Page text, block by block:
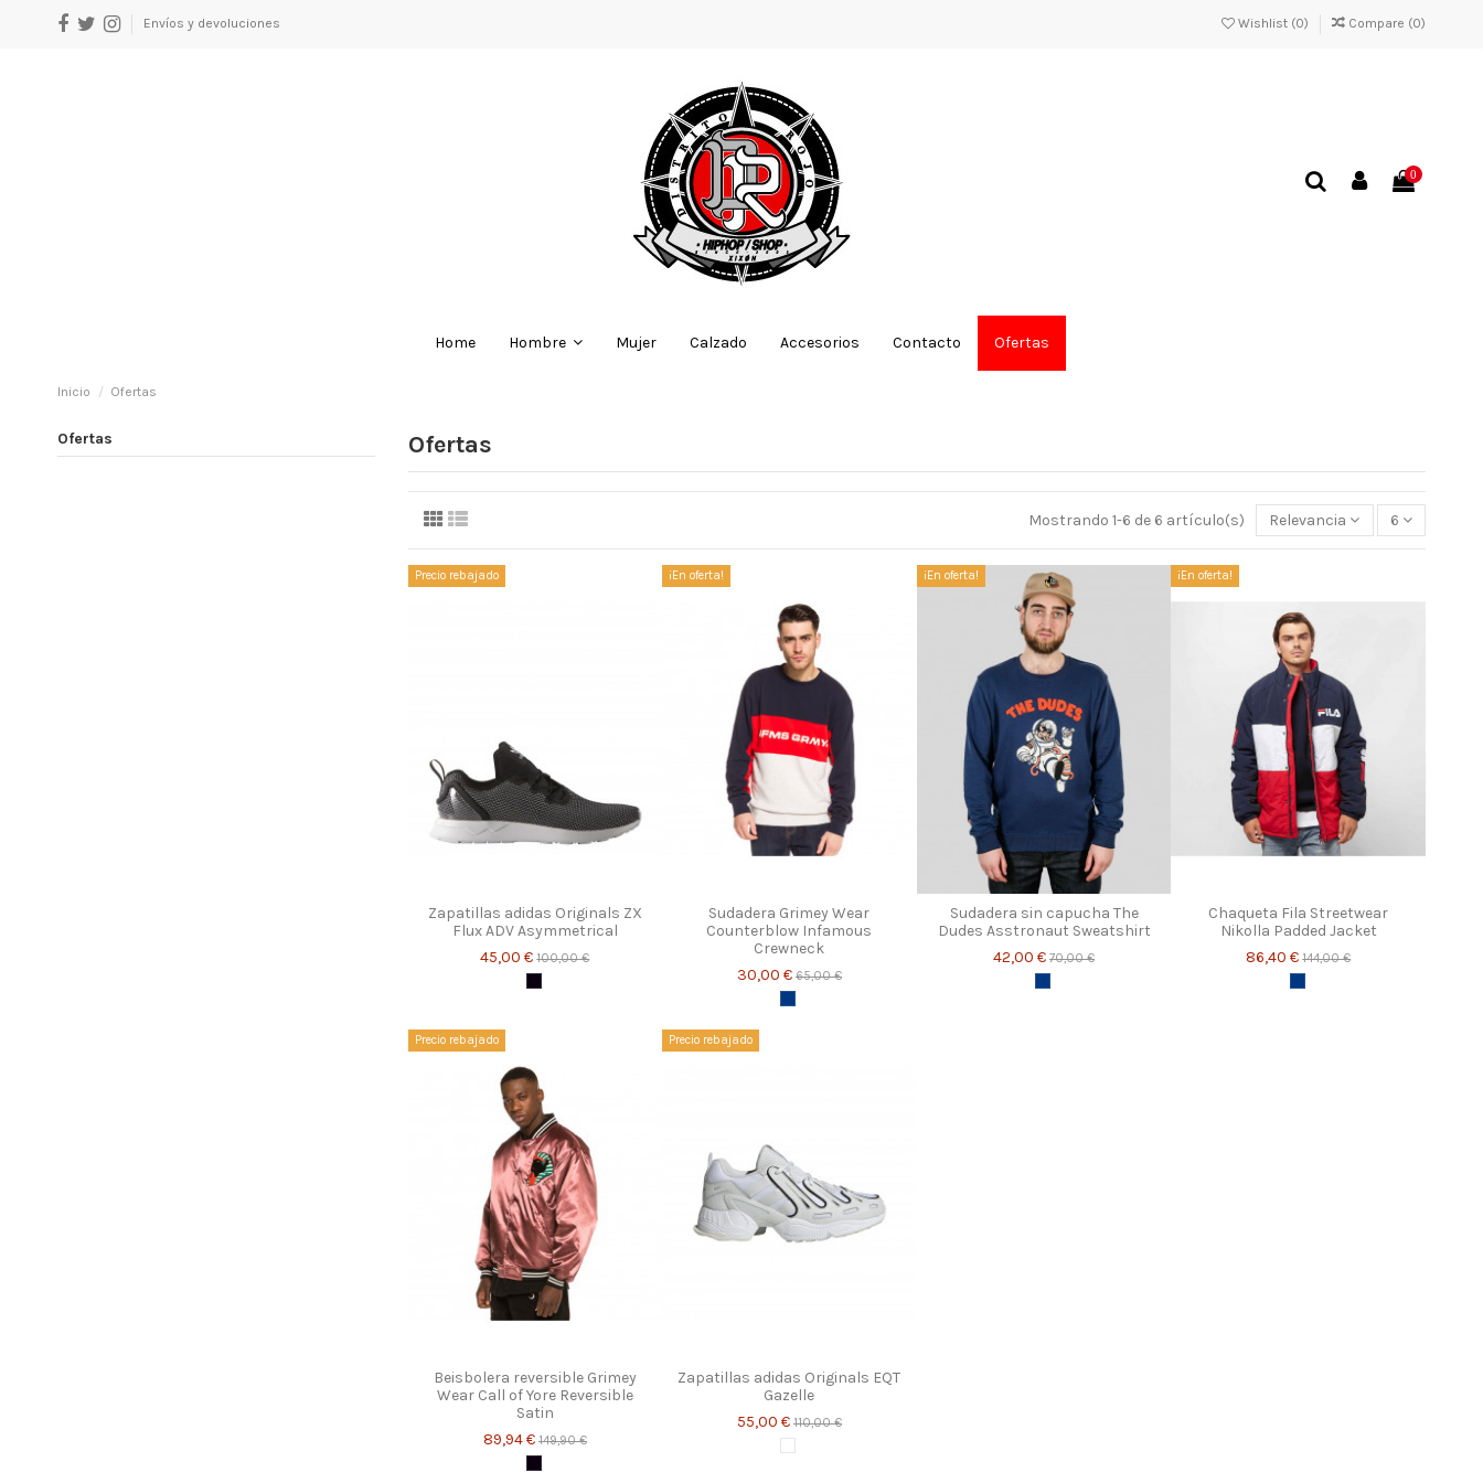
Envíos y devoluciones Wishlist (0) Compare (0)
0
Home Hombre Mujer Calzado Accesorios Contacto Ofertas
Inicio Ofertas
Ofertas
Mostrando 1-6 de 6 artículo(s) Relevancia 6
Precio rebajado
Zapatillas adidas Originals ZX
Flux ADV Asymmetrical
45,00 € 100,00 €
Negro
¡En oferta!
Sudadera Grimey Wear
Counterblow Infamous
Crewneck
30,00 € 65,00 €
Azul marino
¡En oferta!
Sudadera sin capucha The
Dudes Asstronaut Sweatshirt
42,00 € 70,00 €
Azul marino
¡En oferta!
Chaqueta Fila Streetwear
Nikolla Padded Jacket
86,40 € 144,00 €
Azul marino
Precio rebajado
Beisbolera reversible Grimey
Wear Call of Yore Reversible
Satin
89,94 € 149,90 €
Negro
Precio rebajado
Zapatillas adidas Originals EQT
Gazelle
55,00 € 110,00 €
Blanco
Ofertas